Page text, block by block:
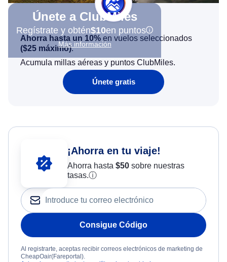
Únete a ClubMiles
Regístrate y obtén$10en puntos
Más información
Ahorra hasta un 10% en vuelos seleccionados
($25 máximo).
Acumula millas aéreas y puntos ClubMiles.
Únete gratis
¡Ahorra en tu viaje!
Ahorra hasta $50sobre nuestras
tasas.ⓘ
Consigue Código
Al registrarte, aceptas recibir correos electrónicos de marketing de
CheapOair(Fareportal).